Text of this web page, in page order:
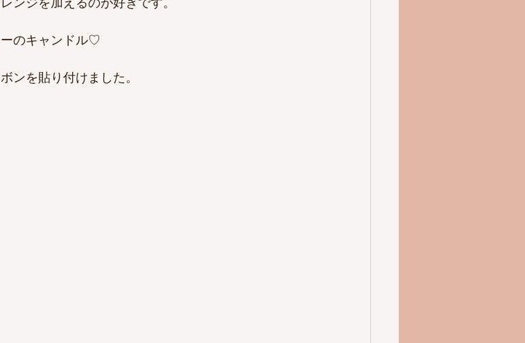
のキャンドル♡
ンを貼り付けました。